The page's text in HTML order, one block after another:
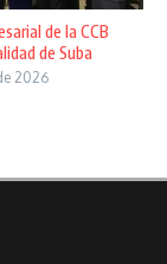
de la CCB
de Suba
2026